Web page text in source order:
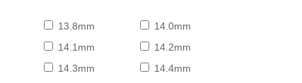
13.8mm
14.0mm
14.1mm
14.2mm
14.3mm
14.4mm